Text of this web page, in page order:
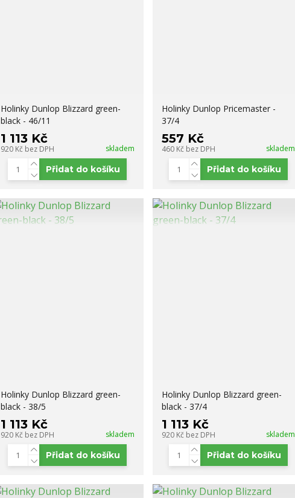
Holinky Dunlop Blizzard green-
black - 46/11
1 113 Kč
920 Kč bez DPH skladem
Přidat do košíku
Holinky Dunlop Pricemaster -
37/4
557 Kč
460 Kč bez DPH skladem
Přidat do košíku
Holinky Dunlop Blizzard green-
black - 38/5
1 113 Kč
920 Kč bez DPH skladem
Přidat do košíku
Holinky Dunlop Blizzard green-
black - 37/4
1 113 Kč
920 Kč bez DPH skladem
Přidat do košíku